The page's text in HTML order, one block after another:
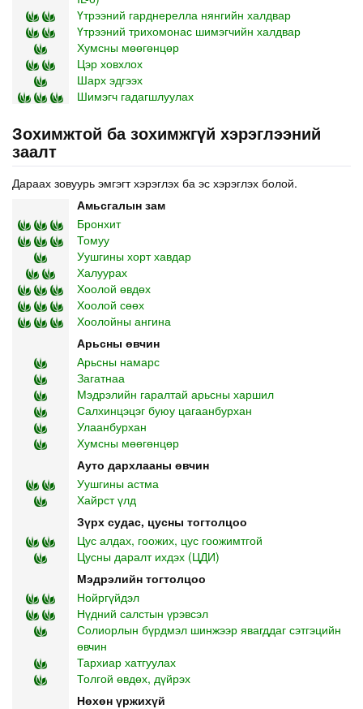
Үтрээний гарднерелла нянгийн халдвар
Үтрээний трихомонас шимэгчийн халдвар
Хумсны мөөгөнцөр
Цэр ховхлох
Шарх эдгээх
Шимэгч гадагшлуулах
Зохимжтой ба зохимжгүй хэрэглээний
заалт
Дараах зовуурь эмгэгт хэрэглэх ба эс хэрэглэх болой.
Амьсгалын зам
Бронхит
Томуу
Уушгины хорт хавдар
Халуурах
Хоолой өвдөх
Хоолой сөөх
Хоолойны ангина
Арьсны өвчин
Арьсны намарс
Загатнаа
Мэдрэлийн гаралтай арьсны харшил
Салхинцэцэг буюу цагаанбурхан
Улаанбурхан
Хумсны мөөгөнцөр
Ауто дархлааны өвчин
Уушгины астма
Хайрст үлд
Зүрх судас, цусны тогтолцоо
Цус алдах, гоожих, цус гоожимтгой
Цусны даралт ихдэх (ЦДИ)
Мэдрэлийн тогтолцоо
Нойргүйдэл
Нүдний салстын үрэвсэл
Солиорлын бүрдмэл шинжээр явагддаг сэтгэцийн
өвчин
Тархиар хатгуулах
Толгой өвдөх, дүйрэх
Нөхөн үржихүй